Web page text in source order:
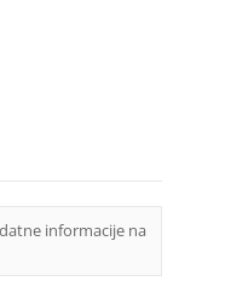
informacije na